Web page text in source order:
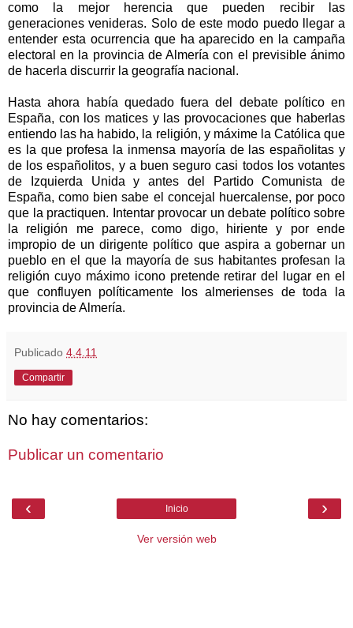
como la mejor herencia que pueden recibir las
generaciones venideras. Solo de este modo puedo llegar a
entender esta ocurrencia que ha aparecido en la campaña
electoral en la provincia de Almería con el previsible ánimo
de hacerla discurrir la geografía nacional.
Hasta ahora había quedado fuera del debate político en
España, con los matices y las provocaciones que haberlas
entiendo las ha habido, la religión, y máxime la Católica que
es la que profesa la inmensa mayoría de las españolitas y
de los españolitos, y a buen seguro casi todos los votantes
de Izquierda Unida y antes del Partido Comunista de
España, como bien sabe el concejal huercalense, por poco
que la practiquen. Intentar provocar un debate político sobre
la religión me parece, como digo, hiriente y por ende
impropio de un dirigente político que aspira a gobernar un
pueblo en el que la mayoría de sus habitantes profesan la
religión cuyo máximo icono pretende retirar del lugar en el
que confluyen políticamente los almerienses de toda la
provincia de Almería.
Publicado 4.4.11
Compartir
No hay comentarios:
Publicar un comentario
‹ ›
Inicio
Ver versión web